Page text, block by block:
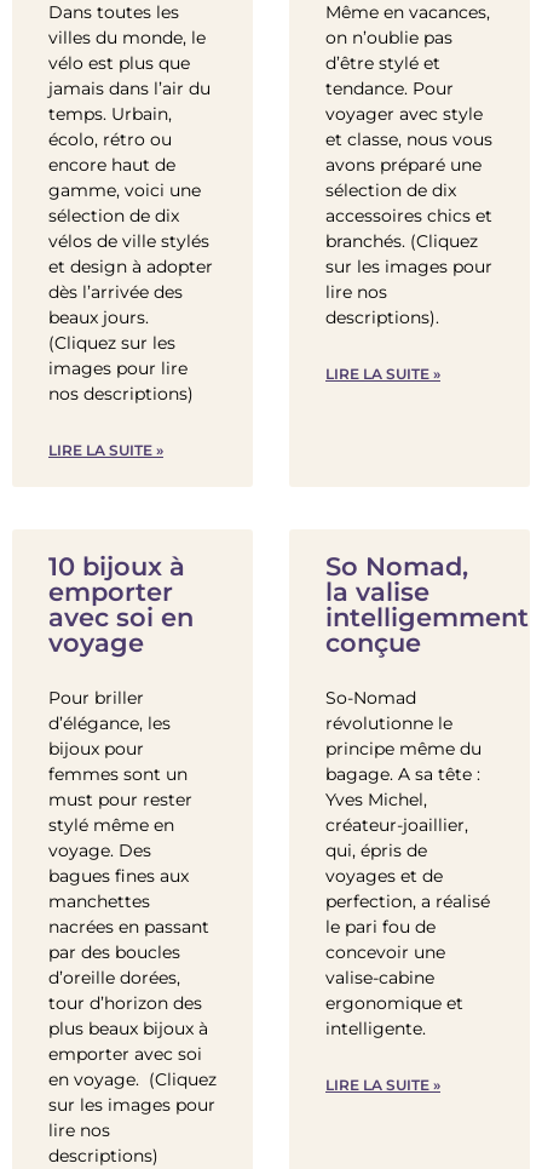
Dans toutes les
villes du monde, le
vélo est plus que
jamais dans l’air du
temps. Urbain,
écolo, rétro ou
encore haut de
gamme, voici une
sélection de dix
vélos de ville stylés
et design à adopter
dès l’arrivée des
beaux jours.
(Cliquez sur les
images pour lire
nos descriptions)
LIRE LA SUITE »
Même en vacances,
on n’oublie pas
d’être stylé et
tendance. Pour
voyager avec style
et classe, nous vous
avons préparé une
sélection de dix
accessoires chics et
branchés. (Cliquez
sur les images pour
lire nos
descriptions).
LIRE LA SUITE »
10 bijoux à
emporter
avec soi en
voyage
Pour briller
d’élégance, les
bijoux pour
femmes sont un
must pour rester
stylé même en
voyage. Des
bagues fines aux
manchettes
nacrées en passant
par des boucles
d’oreille dorées,
tour d’horizon des
plus beaux bijoux à
emporter avec soi
en voyage. (Cliquez
sur les images pour
lire nos
descriptions)
So Nomad,
la valise
intelligemment
conçue
So-Nomad
révolutionne le
principe même du
bagage. A sa tête :
Yves Michel,
créateur-joaillier,
qui, épris de
voyages et de
perfection, a réalisé
le pari fou de
concevoir une
valise-cabine
ergonomique et
intelligente.
LIRE LA SUITE »